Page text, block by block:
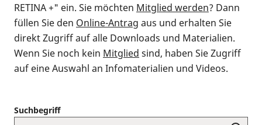
RETINA +" ein. Sie möchten Mitglied werden? Dann
füllen Sie den Online-Antrag aus und erhalten Sie
direkt Zugriff auf alle Downloads und Materialien.
Wenn Sie noch kein Mitglied sind, haben Sie Zugriff
auf eine Auswahl an Infomaterialien und Videos.
Suchbegriff